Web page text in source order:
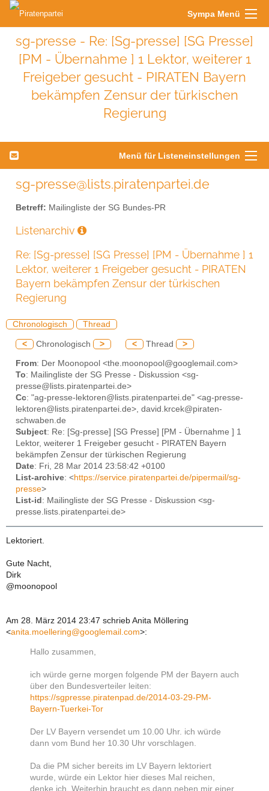
Sympa Menü
sg-presse - Re: [Sg-presse] [SG Presse]
[PM - Übernahme ] 1 Lektor, weiterer 1
Freigeber gesucht - PIRATEN Bayern
bekämpfen Zensur der türkischen
Regierung
Menü für Listeneinstellungen
sg-presse@lists.piratenpartei.de
Betreff: Mailingliste der SG Bundes-PR
Listenarchiv
Re: [Sg-presse] [SG Presse] [PM - Übernahme ] 1
Lektor, weiterer 1 Freigeber gesucht - PIRATEN
Bayern bekämpfen Zensur der türkischen
Regierung
Chronologisch Thread
< Chronologisch > < Thread >
From: Der Moonopool <the.moonopool@googlemail.com>
To: Mailingliste der SG Presse - Diskussion <sg-
presse@lists.piratenpartei.de>
Cc: "ag-presse-lektoren@lists.piratenpartei.de" <ag-presse-
lektoren@lists.piratenpartei.de>, david.krcek@piraten-
schwaben.de
Subject: Re: [Sg-presse] [SG Presse] [PM - Übernahme ] 1
Lektor, weiterer 1 Freigeber gesucht - PIRATEN Bayern
bekämpfen Zensur der türkischen Regierung
Date: Fri, 28 Mar 2014 23:58:42 +0100
List-archive: <https://service.piratenpartei.de/pipermail/sg-
presse>
List-id : Mailingliste der SG Presse - Diskussion <sg-
presse.lists.piratenpartei.de>
Lektoriert.
Gute Nacht,
Dirk
@moonopool
Am 28. März 2014 23:47 schrieb Anita Möllering
<anita.moellering@googlemail.com>:
Hallo zusammen,
ich würde gerne morgen folgende PM der Bayern auch
über den Bundesverteiler leiten:
https://sgpresse.piratenpad.de/2014-03-29-PM-
Bayern-Tuerkei-Tor
Der LV Bayern versendet um 10.00 Uhr. ich würde
dann vom Bund her 10.30 Uhr vorschlagen.
Da die PM sicher bereits im LV Bayern lektoriert
wurde, würde ein Lektor hier dieses Mal reichen,
denke ich. Weiterhin braucht es dann neben mir einer